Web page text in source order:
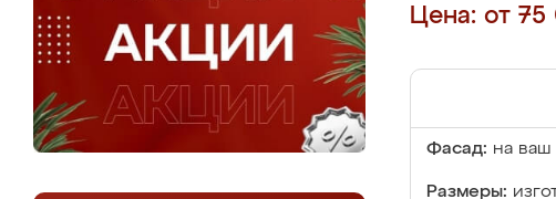
Цена: от
Фасад: на
Размеры: